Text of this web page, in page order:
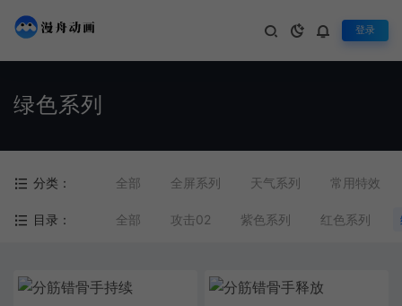
登录
绿色系列
分类： 全部 全屏系列 天气系列 常用特效
目录： 全部 攻击02 紫色系列 红色系列